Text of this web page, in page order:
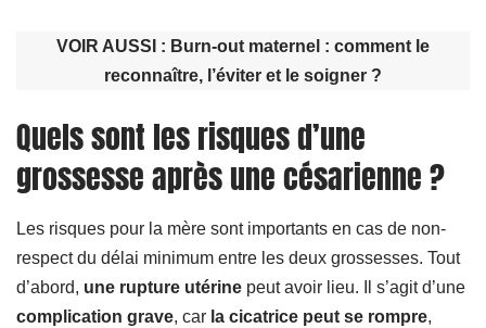
VOIR AUSSI : Burn-out maternel : comment le
reconnaître, l’éviter et le soigner ?
Quels sont les risques d’une
grossesse après une césarienne ?
Les risques pour la mère sont importants en cas de non-
respect du délai minimum entre les deux grossesses. Tout
d’abord, une rupture utérine peut avoir lieu. Il s’agit d’une
complication grave, car la cicatrice peut se rompre,